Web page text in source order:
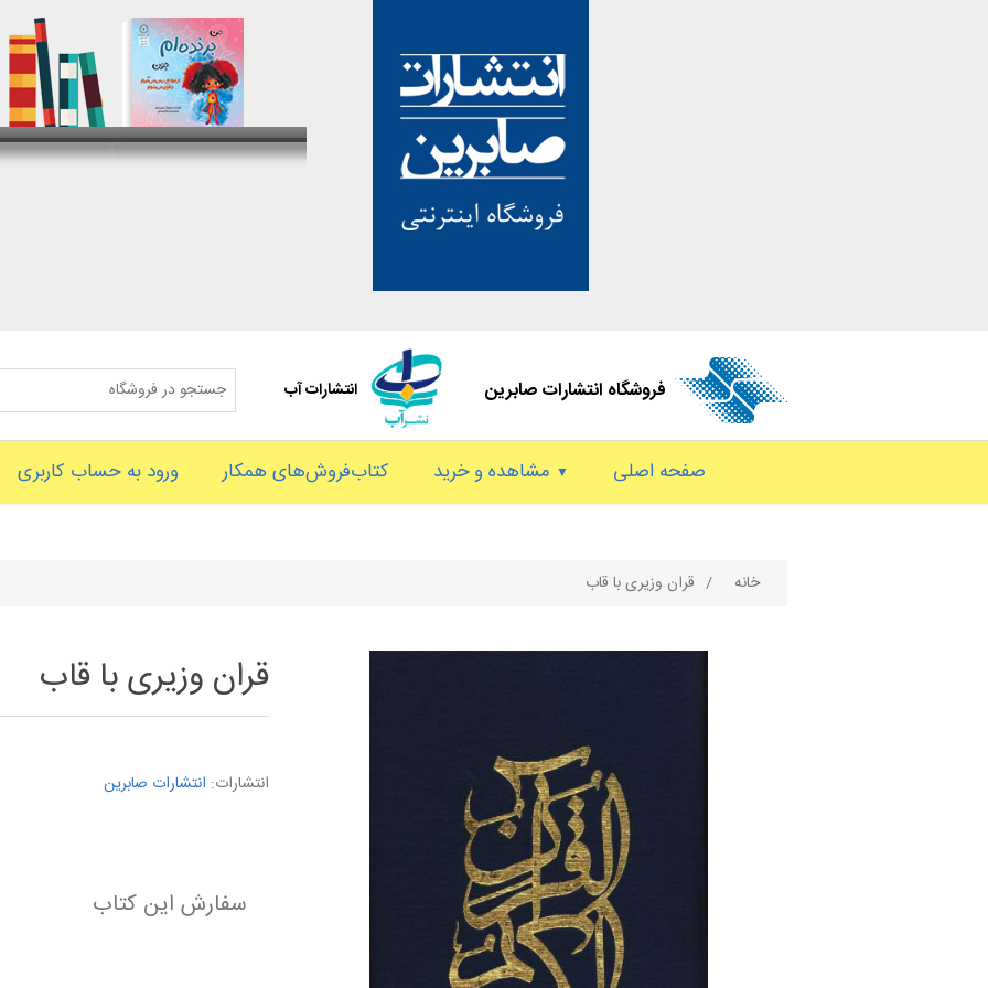
فروشگاه انتشارات صابرین انتشارات آب
صفحه اصلی مشاهده و خرید کتاب‌فروش‌های همکار ورود به حساب کاربری
خانه / قران وزیری با قاب
قران وزیری با قاب
انتشارات: انتشارات صابرین
سفارش این کتاب